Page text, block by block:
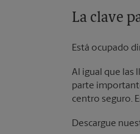
La clave
Está ocupado
Al igual que las
parte
centro seguro.
Descargue